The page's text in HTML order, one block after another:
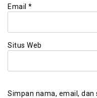
Email *
Situs Web
Simpan nama, email,